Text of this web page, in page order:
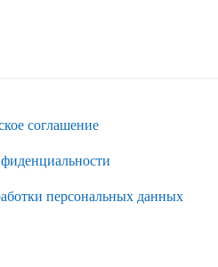
соглашение
персональных данных